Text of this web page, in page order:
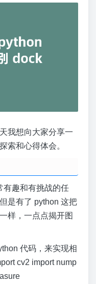
我想向大家分享一
索和心得体会。
有趣和有挑战的任
是有了 python 这把
样，一点点揭开图
代码，来实现相
cv2 import nump